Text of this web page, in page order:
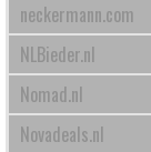
neckermann.com
NLBieder.nl
Nomad.nl
Novadeals.nl